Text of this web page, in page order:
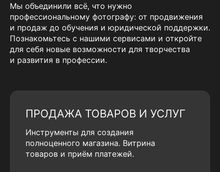
Мы объединили всё, что нужно
профессиональному фотографу: от продвижения
и продаж до обучения и юридической поддержки.
Познакомьтесь с нашими сервисами и откройте
для себя новые возможности для творчества
и развития в профессии.
ПРОДАЖА ТОВАРОВ И УСЛУГ
Инструменты для создания
полноценного магазина. Витрина
товаров и приём платежей.